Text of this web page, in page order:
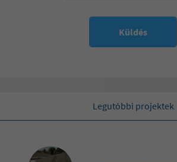
Küldés
Legutóbbi projektek